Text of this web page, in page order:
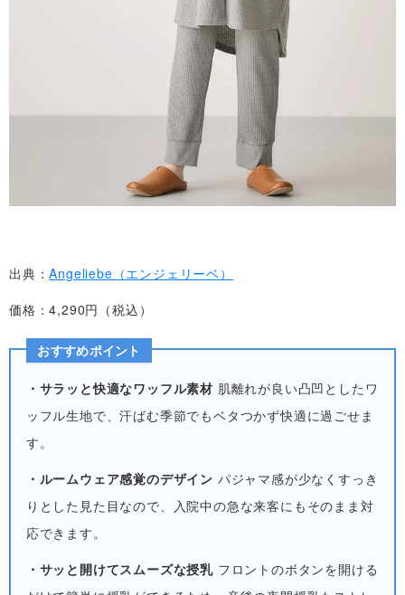
出典：Angeliebe（エンジェリーベ）
価格：4,290円（税込）
おすすめポイント
・サラッと快適なワッフル素材 肌離れが良い凸凹としたワ
ッフル生地で、汗ばむ季節でもベタつかず快適に過ごせま
す。
・ルームウェア感覚のデザイン パジャマ感が少なくすっき
りとした見た目なので、入院中の急な来客にもそのまま対
応できます。
・サッと開けてスムーズな授乳 フロントのボタンを開ける